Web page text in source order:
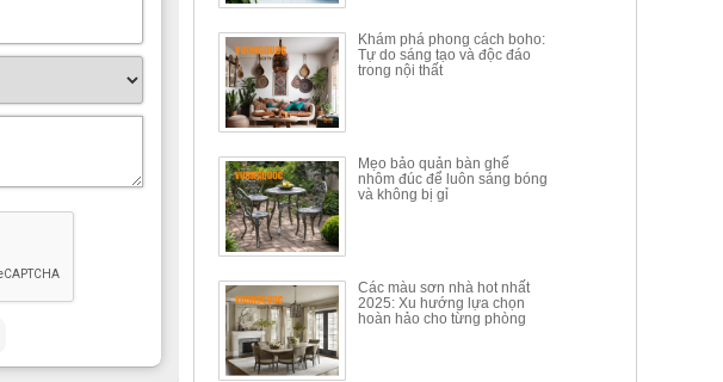
BÀN GHẾ TRANG ĐIỂM
THÔNG MINH HIỆN ĐẠI
TÍCH HỢP SẠC...
Mã sp: HH.BTD08
6.510.000đ
BỘ BÀN ĂN ĐẢO MẶT ĐÁ
PHIẾN AK3699
Khám phá phong cách boho:
Tự do sáng tạo và độc đáo
trong nội thất
Mẹo bảo quản bàn ghế
nhôm đúc để luôn sáng bóng
và không bị gỉ
Các màu sơn nhà hot nhất
2025: Xu hướng lựa chọn
hoàn hảo cho từng phòng